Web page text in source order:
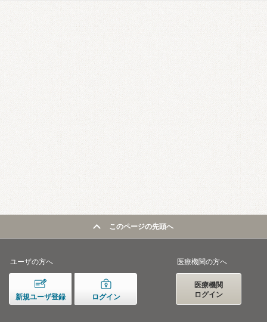
このページの先頭へ
ユーザの方へ
新規ユーザ登録 ログイン
医療機関の方へ
医療機関
ログイン